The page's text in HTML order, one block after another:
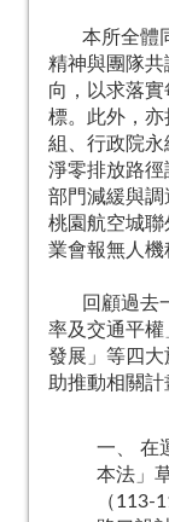
本所全體同
精神與團隊
向，以求落
標。此外，亦
組、行政院
淨零排放路
部門減緩與調
桃園航空城
業會報無人機
回顧過去一
率及交通平
發展」等四
助推動相關計
一、 在
本法」
（113-